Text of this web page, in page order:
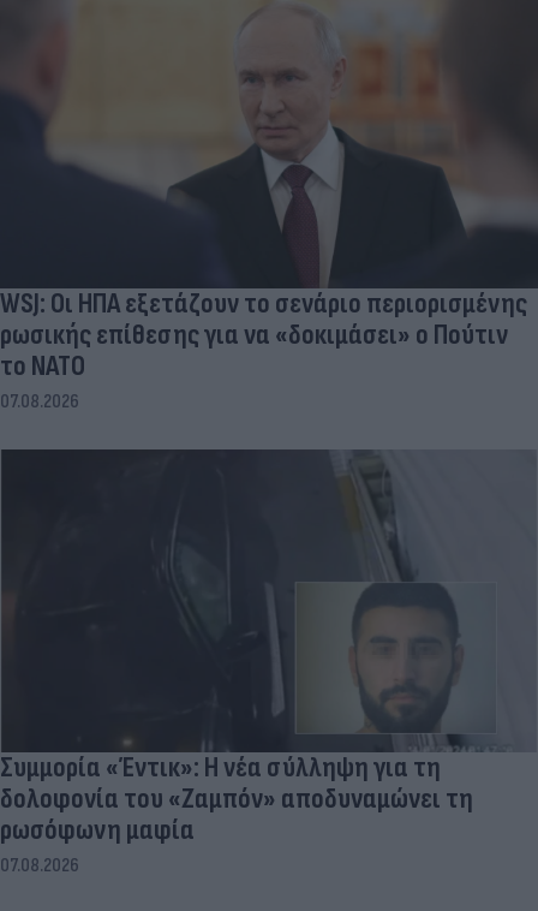
WSJ: Οι ΗΠΑ εξετάζουν το σενάριο περιορισμένης
ρωσικής επίθεσης για να «δοκιμάσει» ο Πούτιν
το ΝΑΤΟ
07.08.2026
Συμμορία «Έντικ»: Η νέα σύλληψη για τη
δολοφονία του «Ζαμπόν» αποδυναμώνει τη
ρωσόφωνη μαφία
07.08.2026